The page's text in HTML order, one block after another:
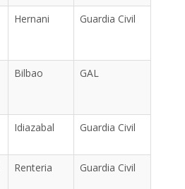
Hernani Guardia Civil
Bilbao GAL
Idiazabal Guardia Civil
Renteria Guardia Civil